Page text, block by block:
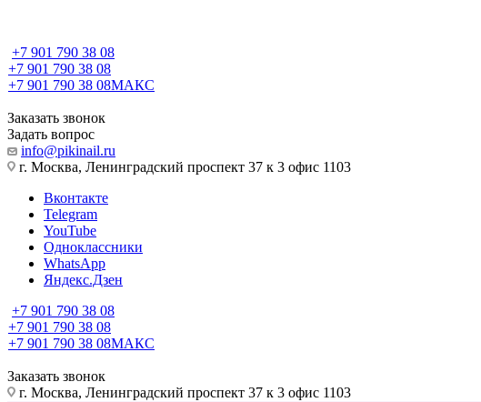
+7 901 790 38 08
+7 901 790 38 08
+7 901 790 38 08МАКС
Заказать звонок
Задать вопрос
info@pikinail.ru
г. Москва, Ленинградский проспект 37 к 3 офис 1103
Вконтакте
Telegram
YouTube
Одноклассники
WhatsApp
Яндекс.Дзен
+7 901 790 38 08
+7 901 790 38 08
+7 901 790 38 08МАКС
Заказать звонок
г. Москва, Ленинградский проспект 37 к 3 офис 1103